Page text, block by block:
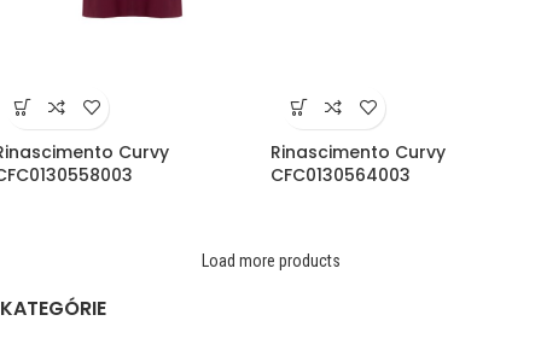
KATEGÓRIE
Curvy
Rinascimento Curvy
CFC0130564003
Load more products